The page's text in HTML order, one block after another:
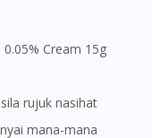
0.05% Cream 15g
mana-mana